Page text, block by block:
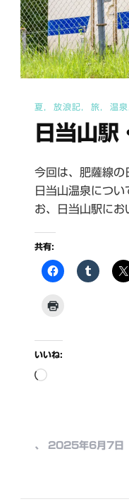
夏 放浪記 旅 温泉
日当山
今回は、肥薩線の
日当山温泉につ
お、日当山駅に
共有:
いいね:
読
中…
、 2025年6月7日